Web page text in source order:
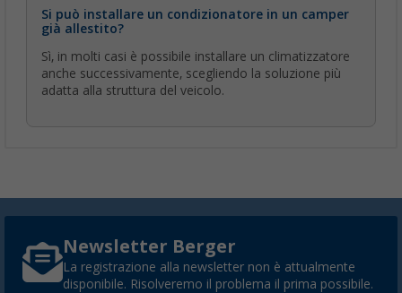
Si può installare un condizionatore in un camper
già allestito?
Sì, in molti casi è possibile installare un climatizzatore
anche successivamente, scegliendo la soluzione più
adatta alla struttura del veicolo.
Newsletter Berger
La registrazione alla newsletter non è attualmente
disponibile. Risolveremo il problema il prima possibile.